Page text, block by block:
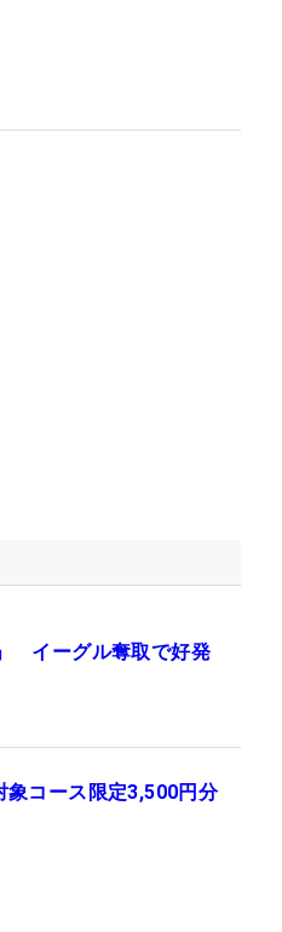
イーグル奪取で好発
象コース限定3,500円分